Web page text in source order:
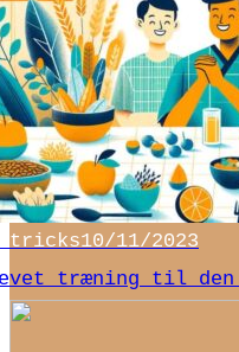
tricks10/11/2023
træning til